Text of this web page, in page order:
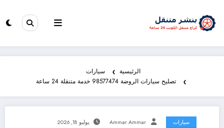
الرئيسية
سيارات
تصليح سيارات الروضة 98577474 خدمة متنقلة 24 ساعة
سيارات Ammar Ammar يوليو 18, 2026